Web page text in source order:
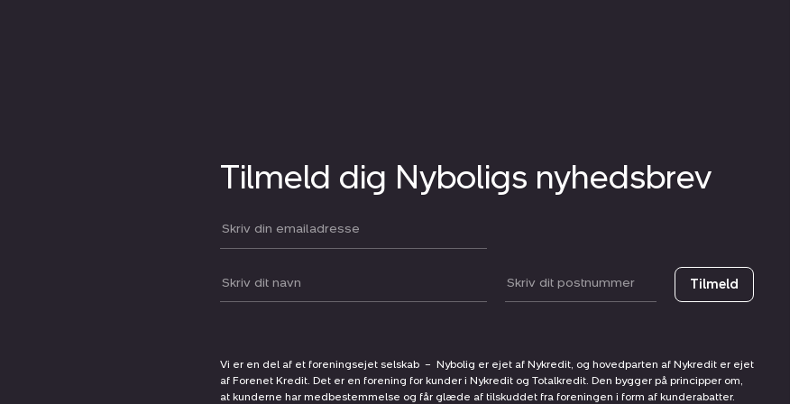
Tilmeld dig Nyboligs nyhedsbrev
Din email:
Dit navn: Postnummer Tilmeld
Vi er en del af et foreningsejet selskab – Nybolig er ejet af Nykredit, og hovedparten af Nykredit er ejet
af Forenet Kredit. Det er en forening for kunder i Nykredit og Totalkredit. Den bygger på principper om,
at kunderne har medbestemmelse og får glæde af tilskuddet fra foreningen i form af kunderabatter.